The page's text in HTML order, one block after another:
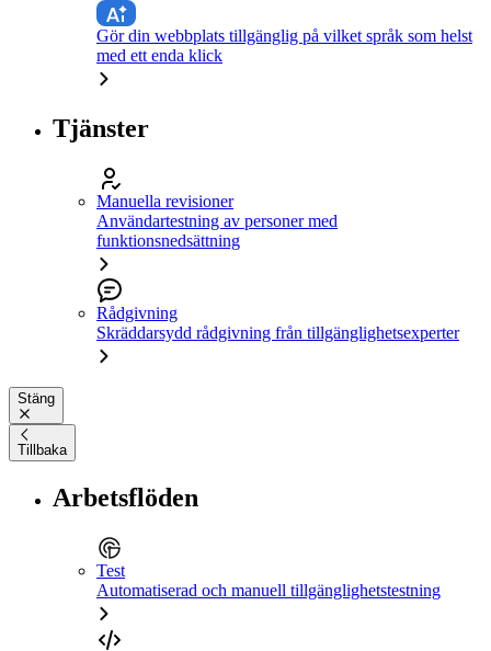
Gör din webbplats tillgänglig på vilket språk som helst
med ett enda klick
Tjänster
Manuella revisioner
Användartestning av personer med
funktionsnedsättning
Rådgivning
Skräddarsydd rådgivning från tillgänglighetsexperter
Stäng
Tillbaka
Arbetsflöden
Test
Automatiserad och manuell tillgänglighetstestning